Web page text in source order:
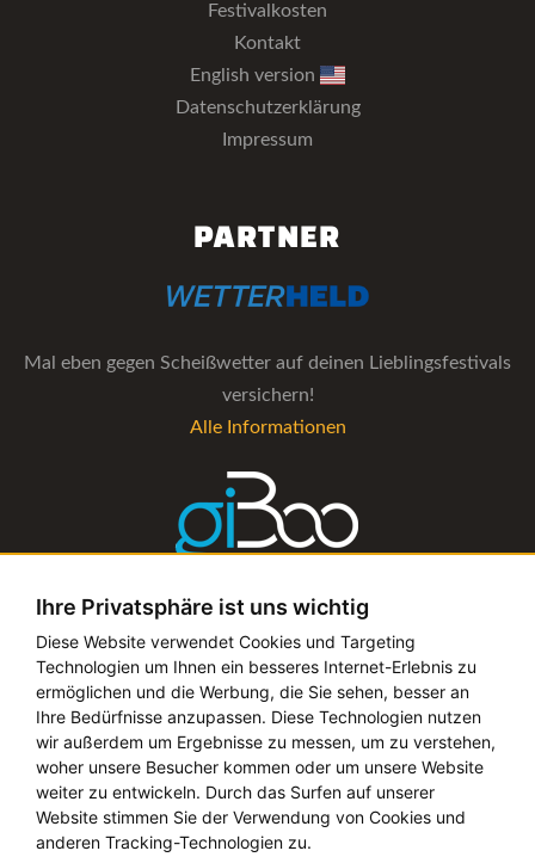
Ihre Privatsphäre ist uns wichtig
Diese Website verwendet Cookies und Targeting
Technologien um Ihnen ein besseres Internet-Erlebnis zu
ermöglichen und die Werbung, die Sie sehen, besser an
Ihre Bedürfnisse anzupassen. Diese Technologien nutzen
wir außerdem um Ergebnisse zu messen, um zu verstehen,
woher unsere Besucher kommen oder um unsere Website
weiter zu entwickeln. Durch das Surfen auf unserer
Website stimmen Sie der Verwendung von Cookies und
anderen Tracking-Technologien zu.
Festivalkosten
Kontakt
English version
Datenschutzerklärung
Impressum
PARTNER
Mal eben gegen Scheißwetter auf deinen Lieblingsfestivals
versichern!
Alle Informationen
Die Verwaltungs-Software für alle Künstler- und
Bookingagenturen
Alle Informationen
Copyright © 2019 - 2026 festival-alarm.com | ein